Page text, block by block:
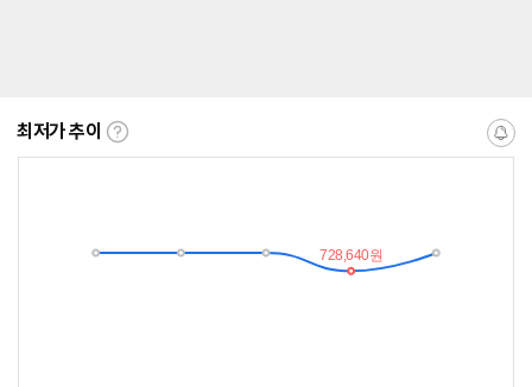
최저가 추이
최
란?
알